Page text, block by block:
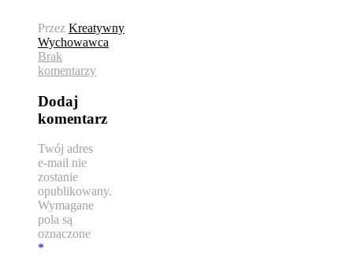
Przez Kreatywny
Wychowawca
Brak
komentarzy
Dodaj
komentarz
Twój adres
e-mail nie
zostanie
opublikowany.
Wymagane
pola są
oznaczone
*